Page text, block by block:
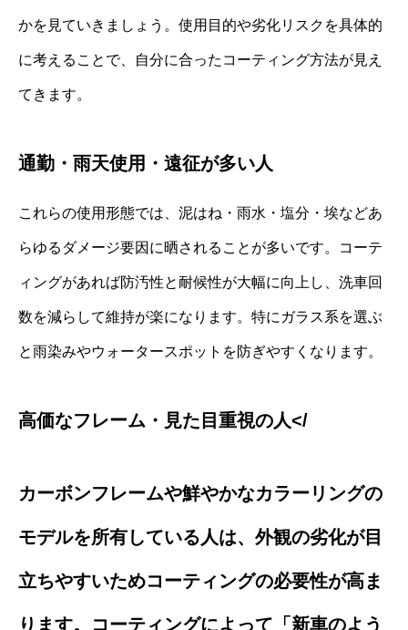
かを見ていきましょう。使用目的や劣化リスクを具体的
に考えることで、自分に合ったコーティング方法が見え
てきます。
通勤・雨天使用・遠征が多い人
これらの使用形態では、泥はね・雨水・塩分・埃などあ
らゆるダメージ要因に晒されることが多いです。コーテ
ィングがあれば防汚性と耐候性が大幅に向上し、洗車回
数を減らして維持が楽になります。特にガラス系を選ぶ
と雨染みやウォータースポットを防ぎやすくなります。
高価なフレーム・見た目重視の人</
カーボンフレームや鮮やかなカラーリングの
モデルを所有している人は、外観の劣化が目
立ちやすいためコーティングの必要性が高ま
ります。コーティングによって「新車のよう